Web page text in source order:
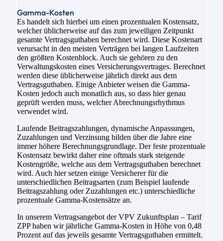
Gamma-Kosten
Es handelt sich hierbei um einen prozentualen Kostensatz,
welcher üblicherweise auf das zum jeweiligen Zeitpunkt
gesamte Vertragsguthaben berechnet wird. Diese Kostenart
verursacht in den meisten Verträgen bei langen Laufzeiten
den größten Kostenblock. Auch sie gehören zu den
Verwaltungskosten eines Versicherungsvertrages. Berechnet
werden diese üblicherweise jährlich direkt aus dem
Vertragsguthaben. Einige Anbieter weisen die Gamma-
Kosten jedoch auch monatlich aus, so dass hier genau
geprüft werden muss, welcher Abrechnungsrhythmus
verwendet wird.
Laufende Beitragszahlungen, dynamische Anpassungen,
Zuzahlungen und Verzinsung bilden über die Jahre eine
immer höhere Berechnungsgrundlage. Der feste prozentuale
Kostensatz bewirkt daher eine oftmals stark steigende
Kostengröße, welche aus dem Vertragsguthaben berechnet
wird. Auch hier setzen einige Versicherer für die
unterschiedlichen Beitragsarten (zum Beispiel laufende
Beitragszahlung oder Zuzahlungen etc.) unterschiedliche
prozentuale Gamma-Kostensätze an.
In unserem Vertragsangebot der VPV Zukunftsplan – Tarif
ZPP haben wir jährliche Gamma-Kosten in Höhe von 0,48
Prozent auf das jeweils gesamte Vertragsguthaben ermittelt.